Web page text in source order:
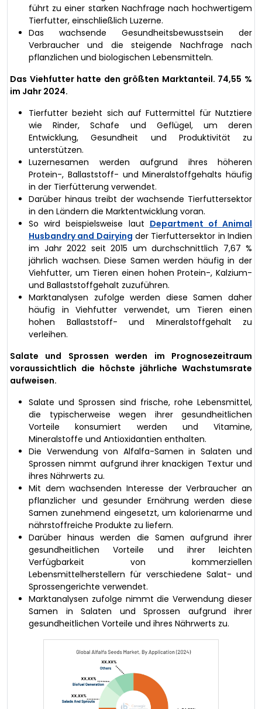
führt zu einer starken Nachfrage nach hochwertigem
Tierfutter, einschließlich Luzerne.
Das wachsende Gesundheitsbewusstsein der
Verbraucher und die steigende Nachfrage nach
pflanzlichen und biologischen Lebensmitteln.
Das Viehfutter hatte den größten Marktanteil. 74,55 %
im Jahr 2024.
Tierfutter bezieht sich auf Futtermittel für Nutztiere
wie Rinder, Schafe und Geflügel, um deren
Entwicklung, Gesundheit und Produktivität zu
unterstützen.
Luzernesamen werden aufgrund ihres höheren
Protein-, Ballaststoff- und Mineralstoffgehalts häufig
in der Tierfütterung verwendet.
Darüber hinaus treibt der wachsende Tierfuttersektor
in den Ländern die Marktentwicklung voran.
So wird beispielsweise laut Department of Animal
Husbandry and Dairying der Tierfuttersektor in Indien
im Jahr 2022 seit 2015 um durchschnittlich 7,67 %
jährlich wachsen. Diese Samen werden häufig in der
Viehfutter, um Tieren einen hohen Protein-, Kalzium-
und Ballaststoffgehalt zuzuführen.
Marktanalysen zufolge werden diese Samen daher
häufig in Viehfutter verwendet, um Tieren einen
hohen Ballaststoff- und Mineralstoffgehalt zu
verleihen.
Salate und Sprossen werden im Prognosezeitraum
voraussichtlich die höchste jährliche Wachstumsrate
aufweisen.
Salate und Sprossen sind frische, rohe Lebensmittel,
die typischerweise wegen ihrer gesundheitlichen
Vorteile konsumiert werden und Vitamine,
Mineralstoffe und Antioxidantien enthalten.
Die Verwendung von Alfalfa-Samen in Salaten und
Sprossen nimmt aufgrund ihrer knackigen Textur und
ihres Nährwerts zu.
Mit dem wachsenden Interesse der Verbraucher an
pflanzlicher und gesunder Ernährung werden diese
Samen zunehmend eingesetzt, um kalorienarme und
nährstoffreiche Produkte zu liefern.
Darüber hinaus werden die Samen aufgrund ihrer
gesundheitlichen Vorteile und ihrer leichten
Verfügbarkeit von kommerziellen
Lebensmittelherstellern für verschiedene Salat- und
Sprossengerichte verwendet.
Marktanalysen zufolge nimmt die Verwendung dieser
Samen in Salaten und Sprossen aufgrund ihrer
gesundheitlichen Vorteile und ihres Nährwerts zu.